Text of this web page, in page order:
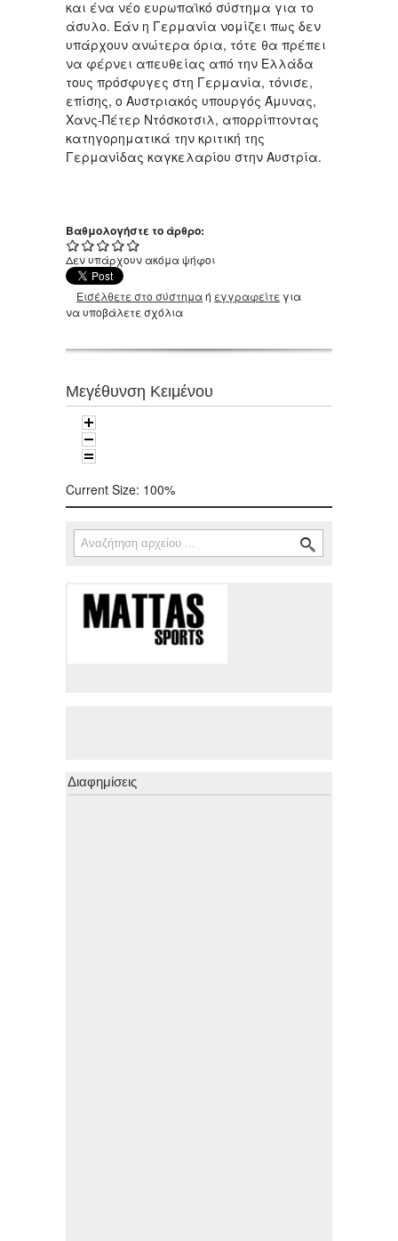
και ένα νέο ευρωπαϊκό σύστημα για το
άσυλο. Εάν η Γερμανία νομίζει πως δεν
υπάρχουν ανώτερα όρια, τότε θα πρέπει
να φέρνει απευθείας από την Ελλάδα
τους πρόσφυγες στη Γερμανία, τόνισε,
επίσης, ο Αυστριακός υπουργός Άμυνας,
Χανς-Πέτερ Ντόσκοτσιλ, απορρίπτοντας
κατηγορηματικά την κριτική της
Γερμανίδας καγκελαρίου στην Αυστρία.
Βαθμολογήστε το άρθρο:
Δεν υπάρχουν ακόμα ψήφοι
Εισέλθετε στο σύστημαή εγγραφείτε για
να υποβάλετε σχόλια
Μεγέθυνση Κειμένου
Current Size: 100%
Φόρμα αναζήτησης
Αναζήτηση
Διαφημίσεις